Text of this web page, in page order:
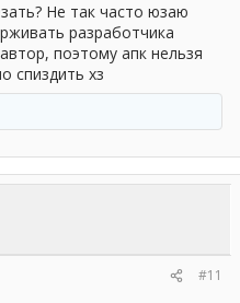
Не так часто юзаю
разработчика
поэтому апк нельзя
спиздить хз
#11